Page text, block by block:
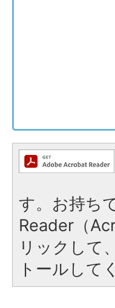
す。お持ち
Reader（
リックして
トールして